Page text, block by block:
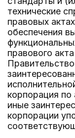
технические
правовых
обеспечения
правового
корпорация
иные
корпорации